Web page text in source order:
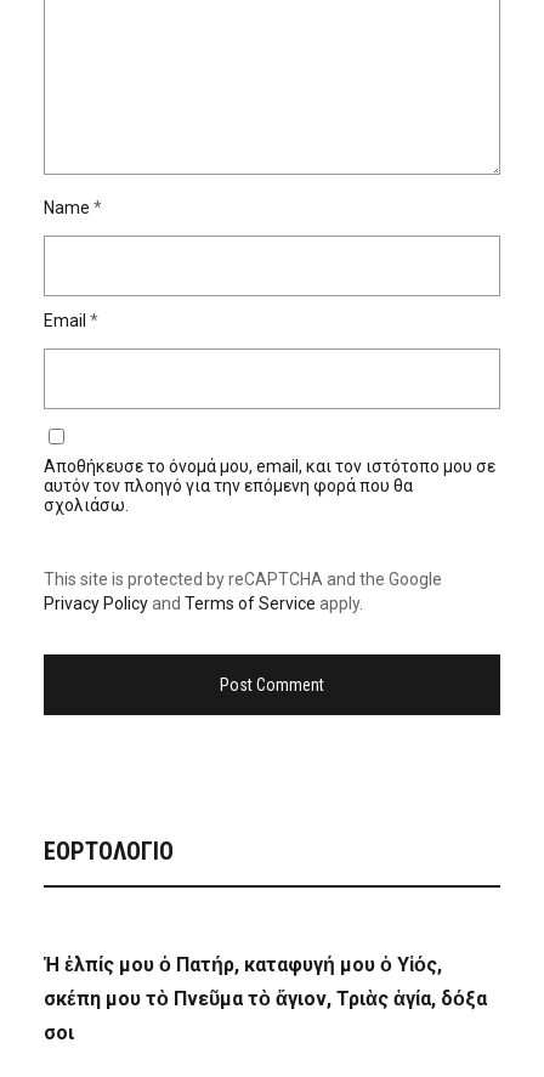
Name *
Email *
Αποθήκευσε το όνομά μου, email, και τον ιστότοπο μου σε
αυτόν τον πλοηγό για την επόμενη φορά που θα
σχολιάσω.
This site is protected by reCAPTCHA and the Google
Privacy Policyand Terms of Service apply.
ΕΟΡΤΟΛΟΓΙΟ
Ἡ ἐλπίς μου ὁ Πατήρ, καταφυγή μου ὁ Υἱός,
σκέπη μου τὸ Πνεῦμα τὸ ἅγιον, Τριὰς ἁγία, δόξα
σοι